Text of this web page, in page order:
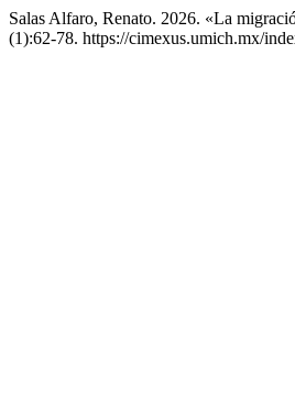
Salas Alfaro, Renato. 2026. «La
(1):62-78. https://cimexus.umich.mx/